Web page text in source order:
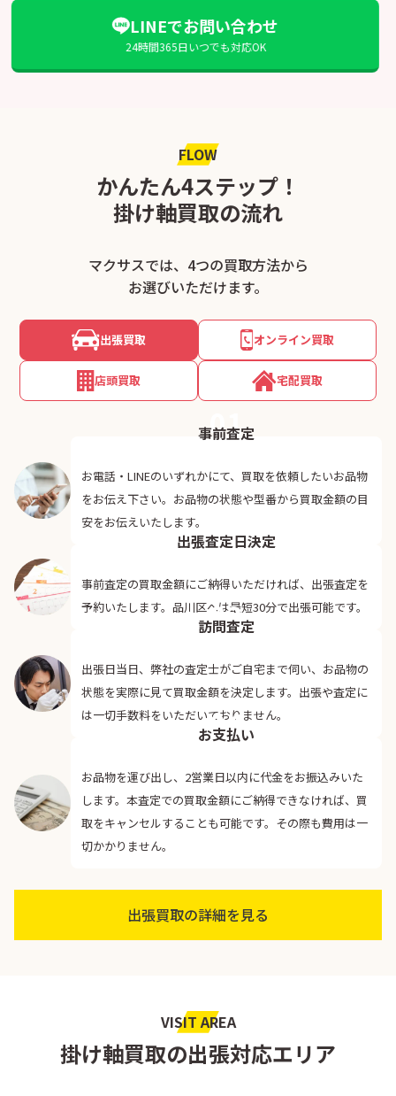
LINEでお問い合わせ
24時間365日いつでも対応OK
FLOW
かんたん4ステップ！
掛け軸買取の流れ
マクサスでは、4つの買取方法から
お選びいただけます。
出張買取 オンライン買取
店頭買取 宅配買取
01
事前査定
お電話・LINEのいずれかにて、買取を依頼したいお品物
をお伝え下さい。お品物の状態や型番から買取金額の目
安をお伝えいたします。
02
出張査定日決定
事前査定の買取金額にご納得いただければ、出張査定を
予約いたします。品川区へは最短30分で出張可能です。
03
訪問査定
出張日当日、弊社の査定士がご自宅まで伺い、お品物の
状態を実際に見て買取金額を決定します。出張や査定に
は一切手数料をいただいておりません。
04
お支払い
お品物を運び出し、2営業日以内に代金をお振込みいた
します。本査定での買取金額にご納得できなければ、買
取をキャンセルすることも可能です。その際も費用は一
切かかりません。
出張買取の詳細を見る
VISIT AREA
掛け軸買取の出張対応エリア